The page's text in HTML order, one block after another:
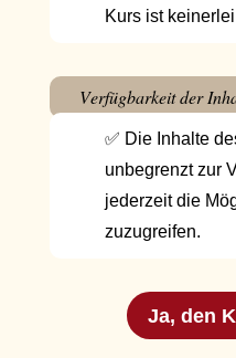
Kurs ist
Verfügbarkeit der
✅ Die Inhalte
unbegrenzt zur
jederzeit die
zuzugreifen.
Ja, den